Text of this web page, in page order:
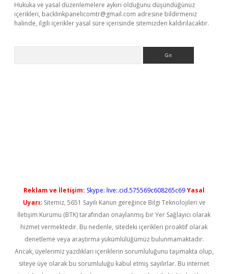
Hukuka ve yasal düzenlemelere aykırı olduğunu düşündüğünüz
içerikleri, backlinkpanelicomtr@gmail.com adresine bildirmeniz
halinde, ilgili içerikler yasal süre içerisinde sitemizden kaldırılacaktır.
Reklam ve İletişim: Skype: live:.cid.575569c608265c69Yasal
Uyarı: Sitemiz, 5651 Sayılı Kanun gereğince Bilgi Teknolojileri ve
İletişim Kurumu (BTK) tarafından onaylanmış bir Yer Sağlayıcı olarak
hizmet vermektedir. Bu nedenle, sitedeki içerikleri proaktif olarak
denetleme veya araştırma yükümlülüğümüz bulunmamaktadır.
Ancak, üyelerimiz yazdıkları içeriklerin sorumluluğunu taşımakta olup,
siteye üye olarak bu sorumluluğu kabul etmiş sayılırlar. Bu internet